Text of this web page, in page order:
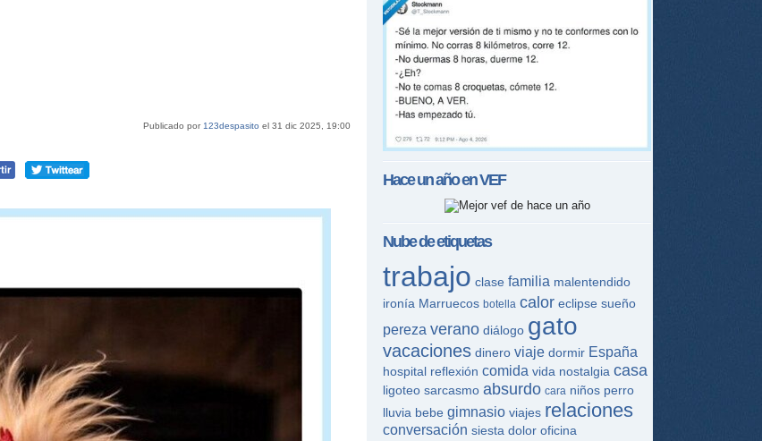
Publicado por 123despasito el 31 dic 2025, 19:00
Hace un año enVEF
Nube de etiquetas
trabajo clase familia malentendido
ironía Marruecos botella calor eclipse sueño
pereza verano diálogo gato
vacaciones dinero viaje dormir España
hospital reflexión comida vida nostalgia casa
ligoteo sarcasmo absurdo cara niños perro
lluvia bebe gimnasio viajes relaciones
conversación siesta dolor oficina